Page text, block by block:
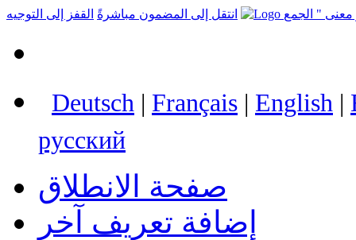
انتقل إلى المضمون مباشرةً القفز إلى التوجيه
Deutsch | Français | English |
русский
صفحة الانطلاق
إضافة تعريف آخر